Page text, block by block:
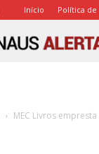
Início Política
MEC Livros